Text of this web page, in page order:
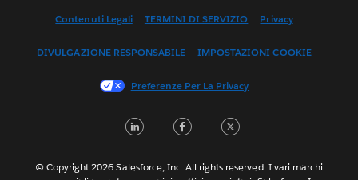
Français (Canada)
한국어
Português
Contenuti Legali TERMINI DI SERVIZIO Privacy
DIVULGAZIONE RESPONSABILE IMPOSTAZIONI COOKIE
Preferenze Per La Privacy
LinkedInFacebook
© Copyright 2026 Salesforce, Inc. All rights reserved. I vari marchi